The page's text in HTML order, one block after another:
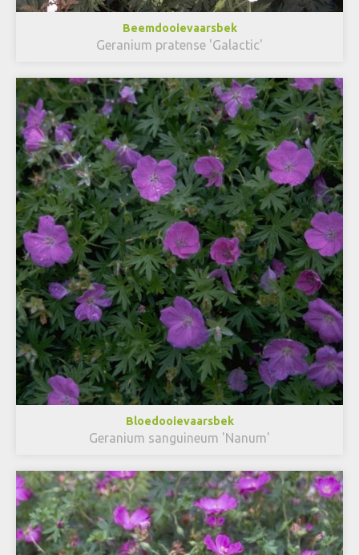
Beemdooievaarsbek
Geranium pratense 'Galactic'
Bloedooievaarsbek
Geranium sanguineum 'Nanum'